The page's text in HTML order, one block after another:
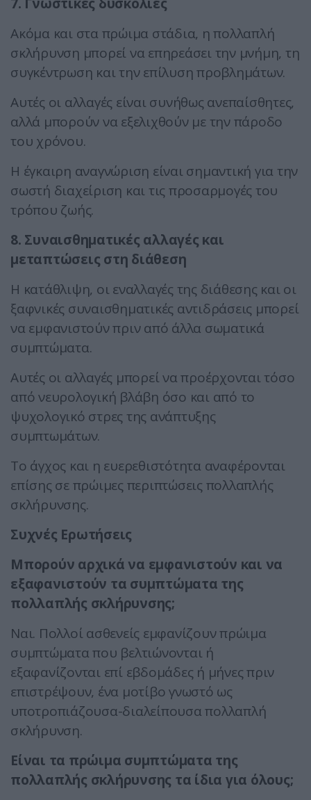
Ακόμα και στα πρώιμα στάδια, η πολλαπλή
σκλήρυνση μπορεί να επηρεάσει την μνήμη, τη
συγκέντρωση και την επίλυση προβλημάτων.
Αυτές οι αλλαγές είναι συνήθως ανεπαίσθητες,
αλλά μπορούν να εξελιχθούν με την πάροδο
του χρόνου.
Η έγκαιρη αναγνώριση είναι σημαντική για την
σωστή διαχείριση και τις προσαρμογές του
τρόπου ζωής.
8. Συναισθηματικές αλλαγές και
μεταπτώσεις στη διάθεση
Η κατάθλιψη, οι εναλλαγές της διάθεσης και οι
ξαφνικές συναισθηματικές αντιδράσεις μπορεί
να εμφανιστούν πριν από άλλα σωματικά
συμπτώματα.
Αυτές οι αλλαγές μπορεί να προέρχονται τόσο
από νευρολογική βλάβη όσο και από το
ψυχολογικό στρες της ανάπτυξης
συμπτωμάτων.
Το άγχος και η ευερεθιστότητα αναφέρονται
επίσης σε πρώιμες περιπτώσεις πολλαπλής
σκλήρυνσης.
Συχνές Ερωτήσεις
Μπορούν αρχικά να εμφανιστούν και να
εξαφανιστούν τα συμπτώματα της
πολλαπλής σκλήρυνσης;
Ναι. Πολλοί ασθενείς εμφανίζουν πρώιμα
συμπτώματα που βελτιώνονται ή
εξαφανίζονται επί εβδομάδες ή μήνες πριν
επιστρέψουν, ένα μοτίβο γνωστό ως
υποτροπιάζουσα-διαλείπουσα πολλαπλή
σκλήρυνση.
Είναι τα πρώιμα συμπτώματα της
πολλαπλής σκλήρυνσης τα ίδια για όλους;